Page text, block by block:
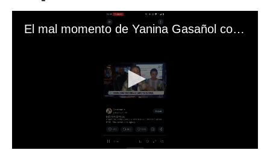
El mal momento de Yanina Gasañol con un hincha argentino en "Subrayado"